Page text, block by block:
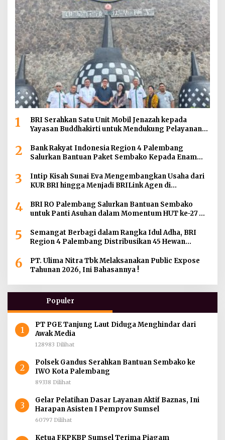
1
BRI Serahkan Satu Unit Mobil Jenazah kepada
Yayasan Buddhakirti untuk Mendukung Pelayanan
2
Bank Rakyat Indonesia Region 4 Palembang
Salurkan Bantuan Paket Sembako Kepada Enam
3
Intip Kisah Sunai Eva Mengembangkan Usaha dari
KUR BRI hingga Menjadi BRILink Agen di
4
BRI RO Palembang Salurkan Bantuan Sembako
untuk Panti Asuhan dalam Momentum HUT ke-27
5
Semangat Berbagi dalam Rangka Idul Adha, BRI
Region 4 Palembang Distribusikan 45 Hewan
Jambi dan Kepulauan Bangka
6
PT. Ulima Nitra Tbk Melaksanakan Public Expose
Tahunan 2026, Ini Bahasannya !
Populer
1
PT PGE Tanjung Laut Diduga Menghindar dari
Awak Media
128983 Dilihat
2
Polsek Gandus Serahkan Bantuan Sembako ke
IWO Kota Palembang
89338 Dilihat
3
Gelar Pelatihan Dasar Layanan Aktif Baznas, Ini
Harapan Asisten I Pemprov Sumsel
60797 Dilihat
Ketua FKPKBP Sumsel Terima Piagam